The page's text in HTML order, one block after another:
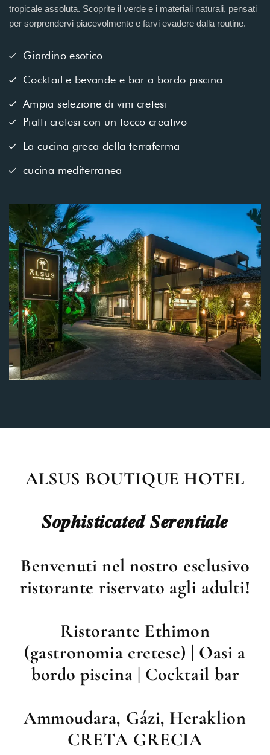
tropicale assoluta. Scoprite il verde e i materiali naturali, pensati
per sorprendervi piacevolmente e farvi evadere dalla routine.
Giardino esotico
Cocktail e bevande e bar a bordo piscina
Ampia selezione di vini cretesi
Piatti cretesi con un tocco creativo
La cucina greca della terraferma
cucina mediterranea
ALSUS BOUTIQUE HOTEL
𝑺𝒐𝒑𝒉𝒊𝒔𝒕𝒊𝒄𝒂𝒕𝒆𝒅 𝑺𝒆𝒓𝒆𝒏𝒕𝒊𝒂𝒍𝒆
Benvenuti nel nostro esclusivo
ristorante riservato agli adulti!
Ristorante Ethimon
(gastronomia cretese) | Oasi a
bordo piscina | Cocktail bar
Ammoudara, Gázi, Heraklion
CRETA GRECIA